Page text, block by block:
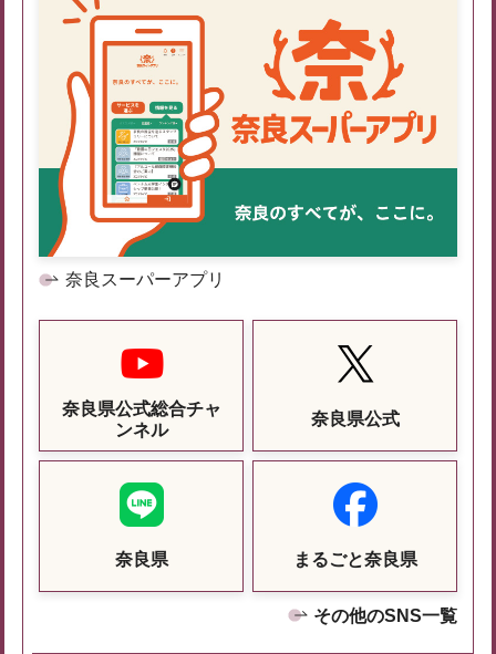
奈良スーパーアプリ
奈良県公式総合チャ
ンネル
奈良県公式
奈良県 まるごと奈良県
その他のSNS一覧